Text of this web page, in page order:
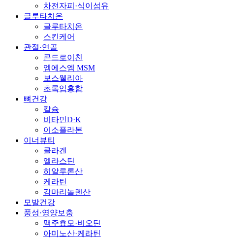
차전자피·식이섬유
글루타치온
글루타치온
스킨케어
관절·연골
콘드로이친
엠에스엠 MSM
보스웰리아
초록입홍합
뼈건강
칼슘
비타민D·K
이소플라본
이너뷰티
콜라겐
엘라스틴
히알루론산
케라틴
감마리놀렌산
모발건강
풍성·영양보충
맥주효모·비오틴
아미노산·케라틴